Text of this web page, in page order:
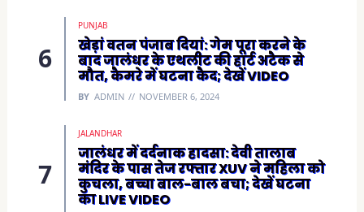
PUNJAB
खेड़ां वतन पंजाब दियां: गेम पूरा करने के
बाद जालंधर के एथलीट की हार्ट अटैक से
मौत, कैमरे में घटना कैद; देखें VIDEO
BY ADMIN NOVEMBER 6, 2024
JALANDHAR
जालंधर में दर्दनाक हादसा: देवी तालाब
मंदिर के पास तेज रफ्तार XUV ने महिला को
कुचला, बच्चा बाल-बाल बचा; देखें घटना
का LIVE VIDEO